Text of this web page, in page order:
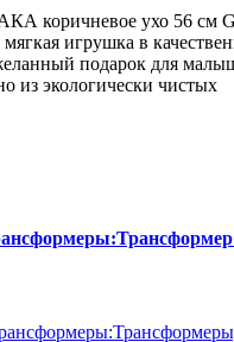
коричневое ухо 56 см
игрушка в
подарок для
из экологически чистых